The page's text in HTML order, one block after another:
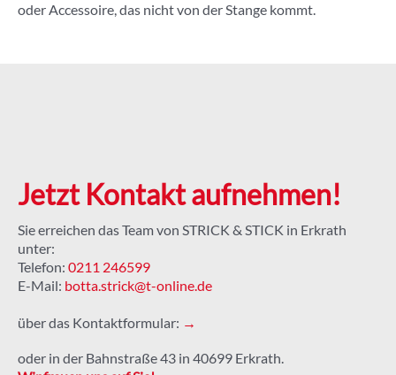
oder Accessoire, das nicht von der Stange kommt.
Jetzt Kontakt aufnehmen!
Sie erreichen das Team von STRICK & STICK in Erkrath
unter:
Telefon: 0211 246599
E-Mail: botta.strick@t-online.de
über das Kontaktformular: →
oder in der Bahnstraße 43 in 40699 Erkrath.